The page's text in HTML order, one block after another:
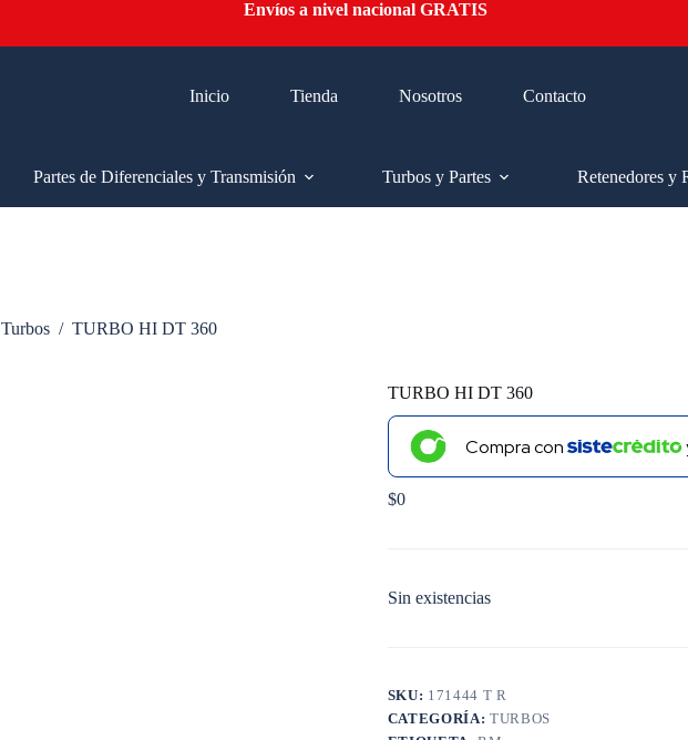
Envíos a nivel nacional GRATIS
Inicio Tienda Nosotros Contacto
Partes de Diferenciales y Transmisión Turbos y Partes Retenedores y
Turbos / TURBO HI DT 360
TURBO HI DT 360
Compra con
$0
Sin existencias
SKU: 171444 T R
CATEGORÍA: TURBOS